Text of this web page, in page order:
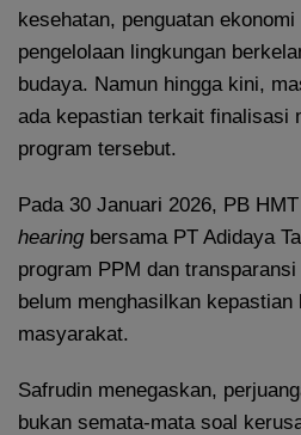
kesehatan, penguatan
pengelolaan lingkungan
budaya. Namun hingga kini,
ada kepastian terkait finalisasi
program tersebut.
Pada 30 Januari 2026, PB
hearingbersama PT Adidaya
program PPM dan
belum menghasilkan kepastian
masyarakat.
Safrudin menegaskan,
bukan semata-mata soal